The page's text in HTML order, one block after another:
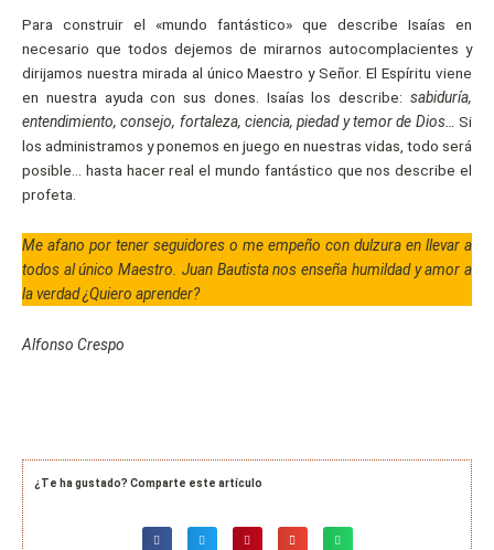
Para construir el «mundo fantástico» que describe Isaías en
necesario que todos dejemos de mirarnos autocomplacientes y
dirijamos nuestra mirada al único Maestro y Señor. El Espíritu viene
en nuestra ayuda con sus dones. Isaías los describe: sabiduría,
entendimiento, consejo, fortaleza, ciencia, piedad y temor de Dios…
Si
los administramos y ponemos en juego en nuestras vidas, todo será
posible… hasta hacer real el mundo fantástico que nos describe el
profeta.
Me afano por tener seguidores o me empeño con dulzura en llevar a
todos al único Maestro. Juan Bautista nos enseña humildad y amor a
la verdad ¿Quiero aprender?
Alfonso Crespo
¿Te ha gustado? Comparte este artículo